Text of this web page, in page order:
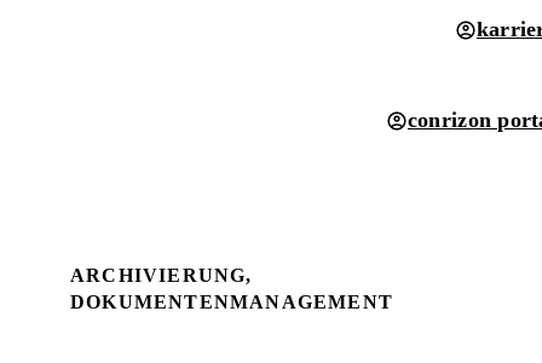
conrizon
ARCHIVIERUNG,
DOKUMENTENMANAGEMENT